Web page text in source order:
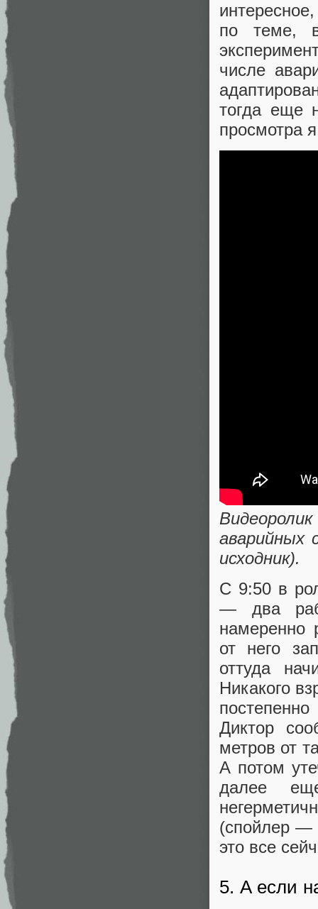
по теме,
числе
тогда еще
просмотра
аварийных
исходник).
С 9:50 в
— два
намеренно
от него
оттуда
Никакого
Диктор
метров от
А потом
далее
(спойлер —
это все
5. А если